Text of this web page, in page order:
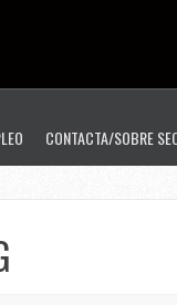
CONTACTA/SOBRE